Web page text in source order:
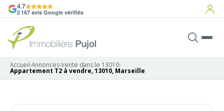
4.7
2 167 avis Google vérifiés
Accueil›Annonces›Vente dans le 13010›
Appartement T2 à vendre, 13010, Marseille